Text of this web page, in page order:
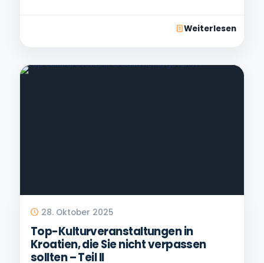
Weiterlesen
28. Oktober 2025
Top-Kulturveranstaltungen in
Kroatien, die Sie nicht verpassen
sollten – Teil II